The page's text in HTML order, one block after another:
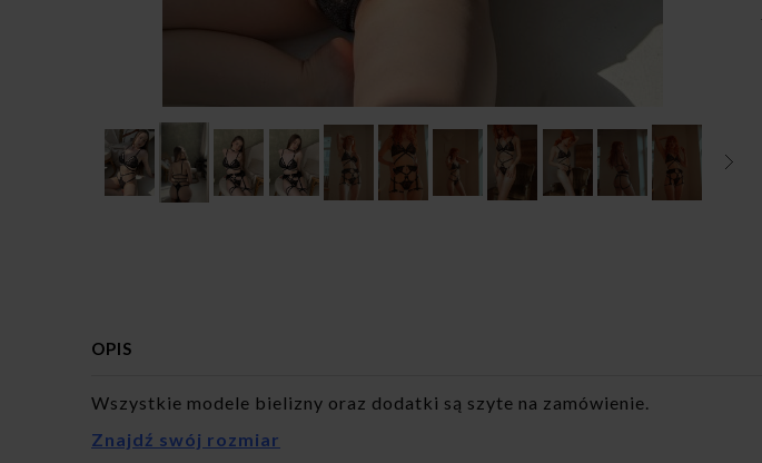
OPIS
Wszystkie modele bielizny oraz dodatki są szyte na zamówienie.
Znajdź swój rozmiar